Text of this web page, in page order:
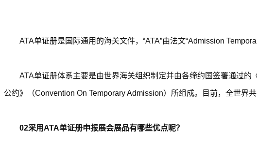
ATA单证册是国际通用的海关文件，“ATA”由法文“Admission
ATA单证册体系主要是由世界海关组织制定并由各缔约国签署通过的
公约》（Convention On Temporary Admission）所组成。目前，全世界
02采用ATA单证册申报展会展品有哪些优点呢？